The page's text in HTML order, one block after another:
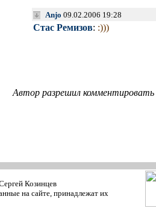
Anjo 09.02.2006 19:28
Стас Ремизов: :)))
Автор разрешил
Козинцев
на сайте, принадлежат их